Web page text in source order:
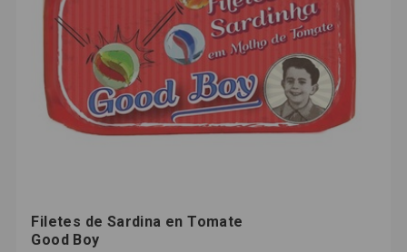
Filetes de Sardina en Tomate
Good Boy